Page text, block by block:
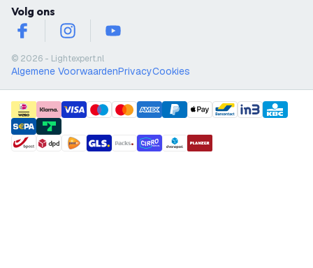
Volg ons
facebookinstagramyoutube
© 2026 - Lightexpert.nl
Algemene VoorwaardenPrivacyCookies
payment methods
shipment methods